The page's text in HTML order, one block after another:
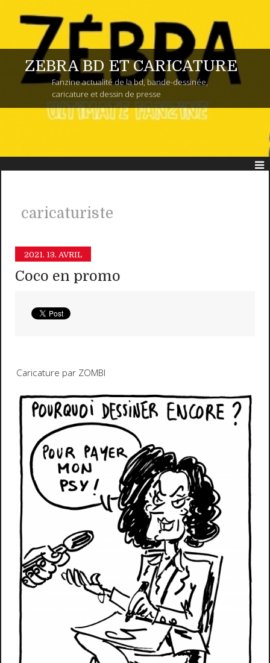
ZEBRA BD ET CARICATURE
Fanzine actualité de la bd, bande-dessinée,
caricature et dessin de presse
caricaturiste
2021. 13. AVRIL
Coco en promo
Caricature par ZOMBI